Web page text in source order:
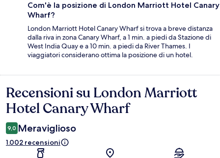
Com'è la posizione di London Marriott Hotel Canary
Wharf?
London Marriott Hotel Canary Wharf si trova a breve distanza
dalla riva in zona Canary Wharf, a 1 min. a piedi da Stazione di
West India Quay e a 10 min. a piedi da River Thames. I
viaggiatori considerano ottima la posizione di un hotel.
Recensioni
Recensioni su London Marriott
Hotel Canary Wharf
9,0 Meraviglioso
1.002 recensioni